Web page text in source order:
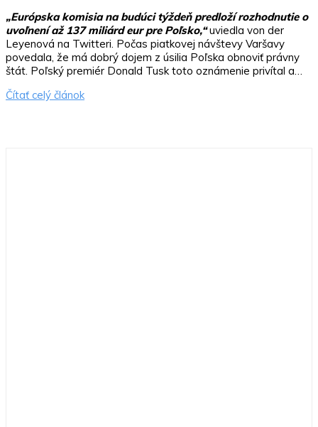
„Európska komisia na budúci týždeň predloží rozhodnutie o
uvoľnení až 137 miliárd eur pre Poľsko,“uviedla von der
Leyenová na Twitteri. Počas piatkovej návštevy Varšavy
povedala, že má dobrý dojem z úsilia Poľska obnoviť právny
štát. Poľský premiér Donald Tusk toto oznámenie privítal a…
Čítať celý článok